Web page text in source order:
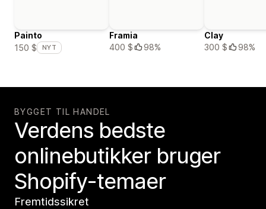
Painto
150 $
NYT
Framia
400 $
98%
Clay
300 $
98%
BYGGET TIL HANDEL
Verdens bedste
onlinebutikker bruger
Shopify-temaer
Fremtidssikret